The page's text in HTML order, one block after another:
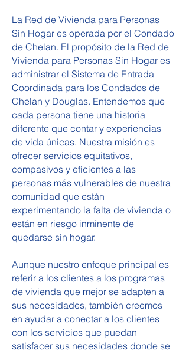
La Red de Vivienda para Personas
Sin Hogar es operada por el Condado
de Chelan. El propósito de la Red de
Vivienda para Personas Sin Hogar es
administrar el Sistema de Entrada
Coordinada para los Condados de
Chelan y Douglas. Entendemos que
cada persona tiene una historia
diferente que contar y experiencias
de vida únicas. Nuestra misión es
ofrecer servicios equitativos,
compasivos y eficientes a las
personas más vulnerables de nuestra
comunidad que están
experimentando la falta de vivienda o
están en riesgo inminente de
quedarse sin hogar.
Aunque nuestro enfoque principal es
referir a los clientes a los programas
de vivienda que mejor se adapten a
sus necesidades, también creemos
en ayudar a conectar a los clientes
con los servicios que puedan
satisfacer sus necesidades donde se